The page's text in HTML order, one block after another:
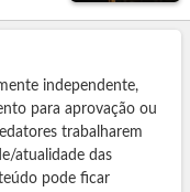
independente,
para aprovação ou
trabalharem
atualidade das
pode ficar